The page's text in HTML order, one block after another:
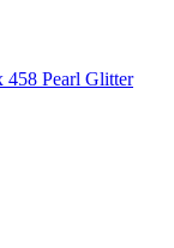
458 Pearl Glitter